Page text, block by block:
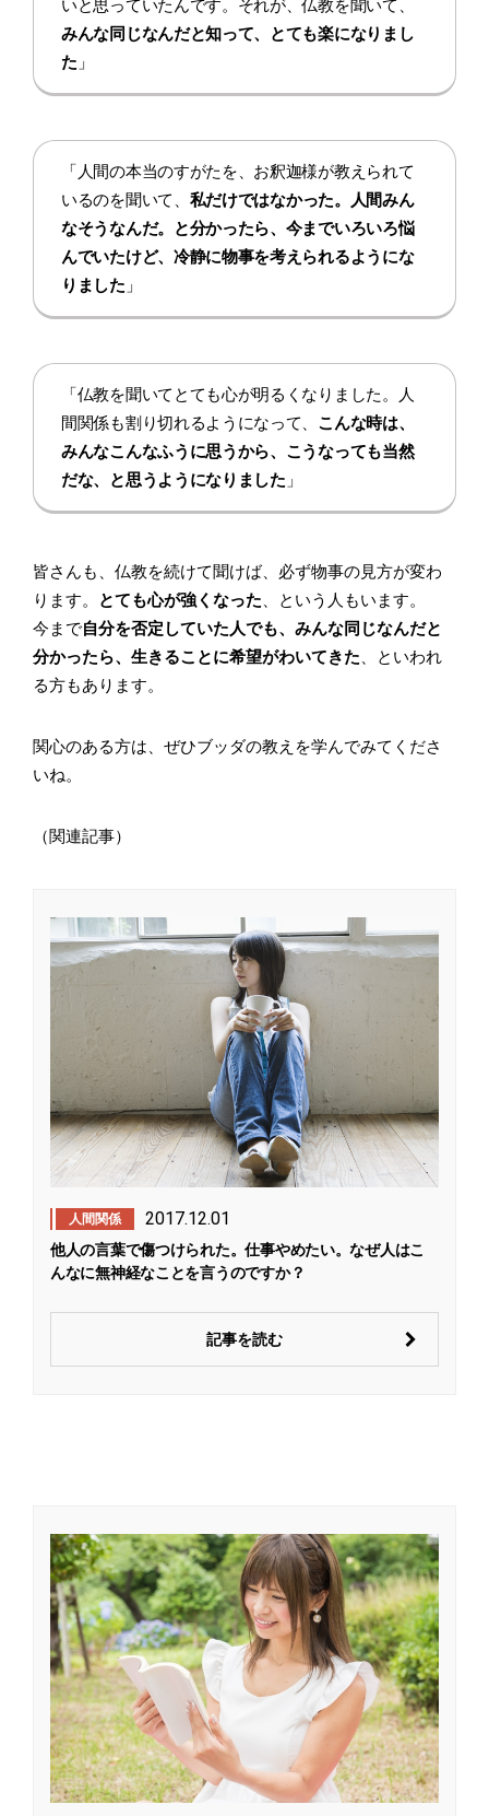
いと思っていたんです。それが、仏教を聞いて、
みんな同じなんだと知って、とても楽になりまし
た 」
「人間の本当のすがたを、お釈迦様が教えられて
いるのを聞いて、 私だけではなかった。人間みん
なそうなんだ。と分かったら、今までいろいろ悩
んでいたけど、冷静に物事を考えられるようにな
りました 」
「仏教を聞いてとても心が明るくなりました。人
間関係も割り切れるようになって、 こんな時は、
みんなこんなふうに思うから、こうなっても当然
だな、と思うようになりました 」
皆さんも、仏教を続けて聞けば、必ず物事の見方が変わ
ります。
とても心が強くなった 、という人もいます。
今まで自分を否定していた人でも、みんな同じなんだと
分かったら、生きることに希望がわいてきた 、といわれ
る方もあります。
関心のある方は、ぜひブッダの教えを学んでみてくださ
いね。
（関連記事）
人間関係 2017.12.01
他人の言葉で傷つけられた。仕事やめたい。なぜ人はこ
んなに無神経なことを言うのですか？
記事を読む